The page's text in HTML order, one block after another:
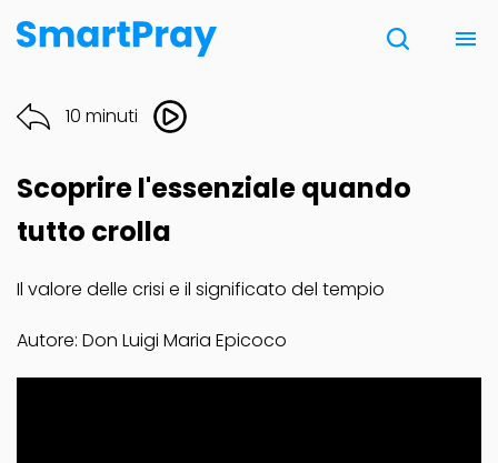
Chi siamo
Contatti
Donazione
Note Legali
10 minuti
Scoprire l'essenziale quando
tutto crolla
Il valore delle crisi e il significato del tempio
Autore: Don Luigi Maria Epicoco